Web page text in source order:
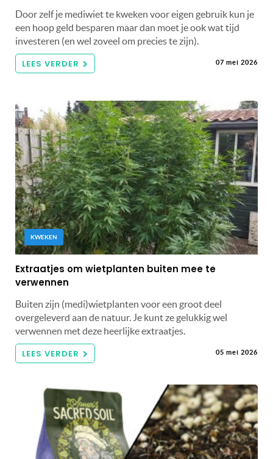
Door zelf je mediwiet te kweken voor eigen gebruik kun je
een hoop geld besparen maar dan moet je ook wat tijd
investeren (en wel zoveel om precies te zijn).
LEES VERDER 07 mei 2026
KWEKEN
Extraatjes om wietplanten buiten mee te
verwennen
Buiten zijn (medi)wietplanten voor een groot deel
overgeleverd aan de natuur. Je kunt ze gelukkig wel
verwennen met deze heerlijke extraatjes.
LEES VERDER 05 mei 2026